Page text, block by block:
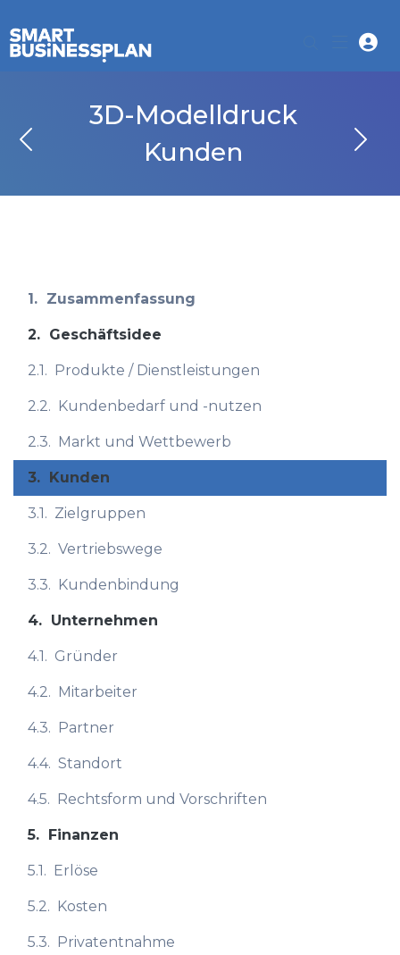
3D-Modelldruck
Kunden
1. Zusammenfassung
2. Geschäftsidee
2.1. Produkte / Dienstleistungen
2.2. Kundenbedarf und -nutzen
2.3. Markt und Wettbewerb
3. Kunden
3.1. Zielgruppen
3.2. Vertriebswege
3.3. Kundenbindung
4. Unternehmen
4.1. Gründer
4.2. Mitarbeiter
4.3. Partner
4.4. Standort
4.5. Rechtsform und Vorschriften
5. Finanzen
5.1. Erlöse
5.2. Kosten
5.3. Privatentnahme